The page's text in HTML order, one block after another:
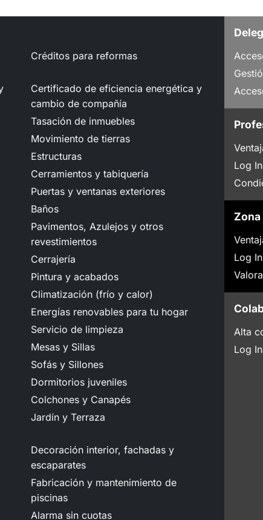
Créditos para reformas
Certificado de eficiencia energética y
cambio de compañía
Tasación de inmuebles
Movimiento de tierras
Estructuras
Cerramientos y tabiquería
Puertas y ventanas exteriores
Baños
Pavimentos, Azulejos y otros
revestimientos
Cerrajería
Pintura y acabados
Climatización (frío y calor)
Energías renovables para tu hogar
Servicio de limpieza
Mesas y Sillas
Sofás y Sillones
Dormitorios juveniles
Colchones y Canapés
Jardín y Terraza
Decoración interior, fachadas y
escaparates
Fabricación y mantenimiento de
piscinas
Alarma sin cuotas
Log
Log
Alta
Log